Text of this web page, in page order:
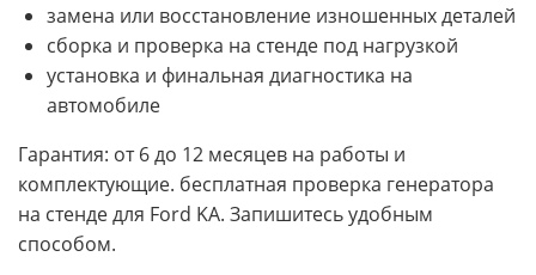
замена или восстановление изношенных деталей
сборка и проверка на стенде под нагрузкой
установка и финальная диагностика на
автомобиле
Гарантия: от 6 до 12 месяцев на работы и
комплектующие. бесплатная проверка генератора
на стенде для Ford KA. Запишитесь удобным
способом.